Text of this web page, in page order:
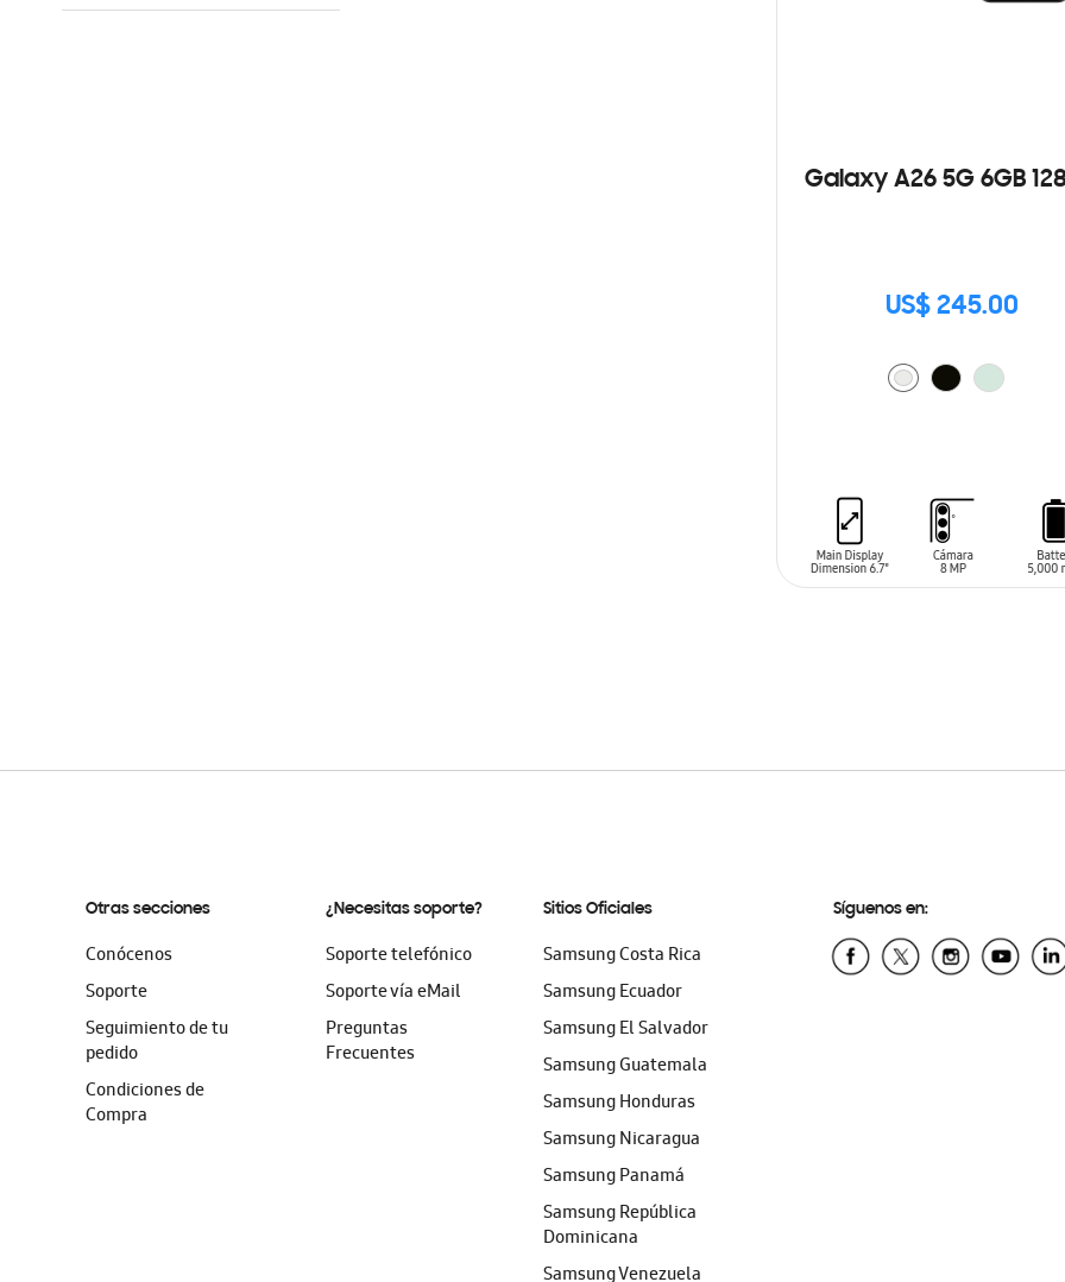
Galaxy A26 5G 6GB
US$ 245.00
Otras secciones
Conócenos
Soporte
Seguimiento de tu
pedido
Condiciones de
Compra
¿Necesitas soporte?
Soporte telefónico
Soporte vía eMail
Preguntas
Frecuentes
Sitios Oficiales
Samsung Costa Rica
Samsung Ecuador
Samsung El Salvador
Samsung Guatemala
Samsung Honduras
Samsung Nicaragua
Samsung Panamá
Samsung República
Dominicana
Samsung Venezuela
Síguenos en: